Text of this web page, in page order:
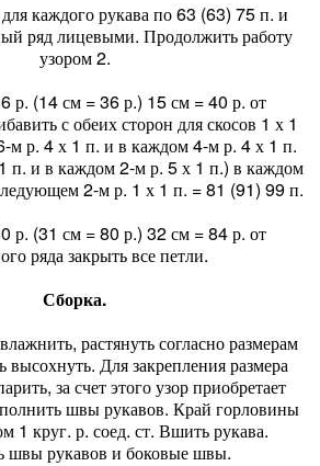
каждого рукава по 63 (63) 75 п. и
ряд лицевыми. Продолжить работу
узором 2.
р. (14 см = 36 р.) 15 см = 40 р. от
с обеих сторон для скосов 1 х 1
м р. 4 х 1 п. и в каждом 4-м р. 4 х 1 п.
п. и в каждом 2-м р. 5 х 1 п.) в каждом
2-м р. 1 х 1 п. = 81 (91) 99 п.
р. (31 см = 80 р.) 32 см = 84 р. от
ряда закрыть все петли.
Сборка.
растянуть согласно размерам
высохнуть. Для закрепления размера
за счет этого узор приобретает
швы рукавов. Край горловины
1 круг. р. соед. ст. Вшить рукава.
швы рукавов и боковые швы.